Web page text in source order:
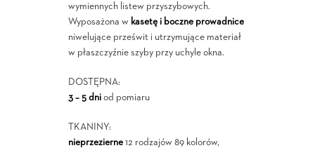
wymiennych listew przyszybowych.
Wyposażona w kasetę i boczne prowadnice
niwelujące prześwit i utrzymujące materiał
w płaszczyźnie szyby przy uchyle okna.
DOSTĘPNA:
3 – 5 dniod pomiaru
TKANINY:
nieprzezierne12 rodzajów 89 kolorów,